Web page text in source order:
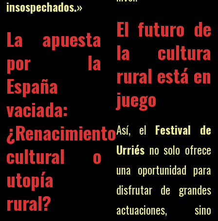
insospechados.»
La apuesta
por la
España
vaciada:
¿Renacimiento
cultural o
utopía
rural?
El futuro de
la cultura
rural está en
juego
Así, el Festival de
Urriésno solo ofrece
una oportunidad para
disfrutar de grandes
actuaciones, sino